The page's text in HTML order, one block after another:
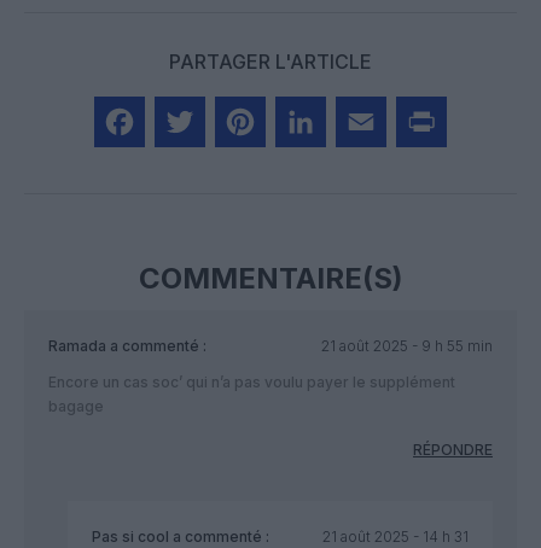
PARTAGER L'ARTICLE
COMMENTAIRE(S)
Ramada a commenté :
21 août 2025 - 9 h 55 min
Encore un cas soc’ qui n’a pas voulu payer le supplément
bagage
RÉPONDRE
Pas si cool a commenté :
21 août 2025 - 14 h 31